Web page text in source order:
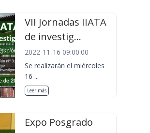
VII Jornadas IIATA
de investig...
2022-11-16 09:00:00
Se realizarán el miércoles
16 ...
Leer más
Expo Posgrado